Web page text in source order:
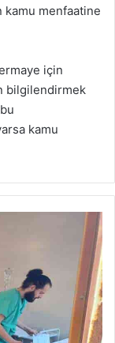
kamu menfaatine
için
bilgilendirmek
kamu